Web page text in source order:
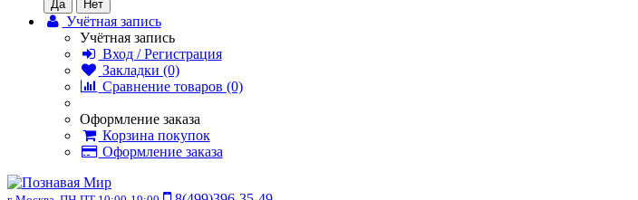
Учётная запись
Учётная запись
Вход / Регистрация
Закладки (0)
Сравнение товаров (0)
Оформление заказа
Корзина покупок
Оформление заказа